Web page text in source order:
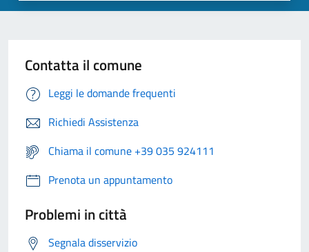
Contatta il comune
Leggi le domande frequenti
Richiedi Assistenza
Chiama il comune +39 035 924111
Prenota un appuntamento
Problemi in città
Segnala disservizio